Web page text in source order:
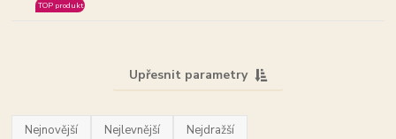
TOP produkt
Upřesnit parametry
Nejnovější Nejlevnější Nejdražší